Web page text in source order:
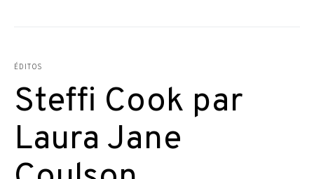
ÉDITOS
Steffi Cook par
Laura Jane